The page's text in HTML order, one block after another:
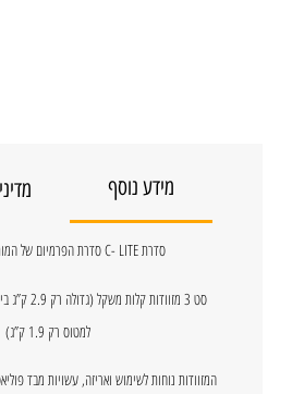
מידע נוסף
סדרת C- LITE סדרת הפרמיום של המותג SLAZENGER
למטוס רק 1.9 ק”ג)